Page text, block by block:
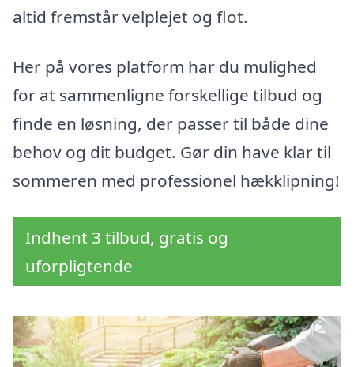
altid fremstår velplejet og flot.
Her på vores platform har du mulighed
for at sammenligne forskellige tilbud og
finde en løsning, der passer til både dine
behov og dit budget. Gør din have klar til
sommeren med professionel hækklipning!
Indhent 3 tilbud, gratis og
uforpligtende